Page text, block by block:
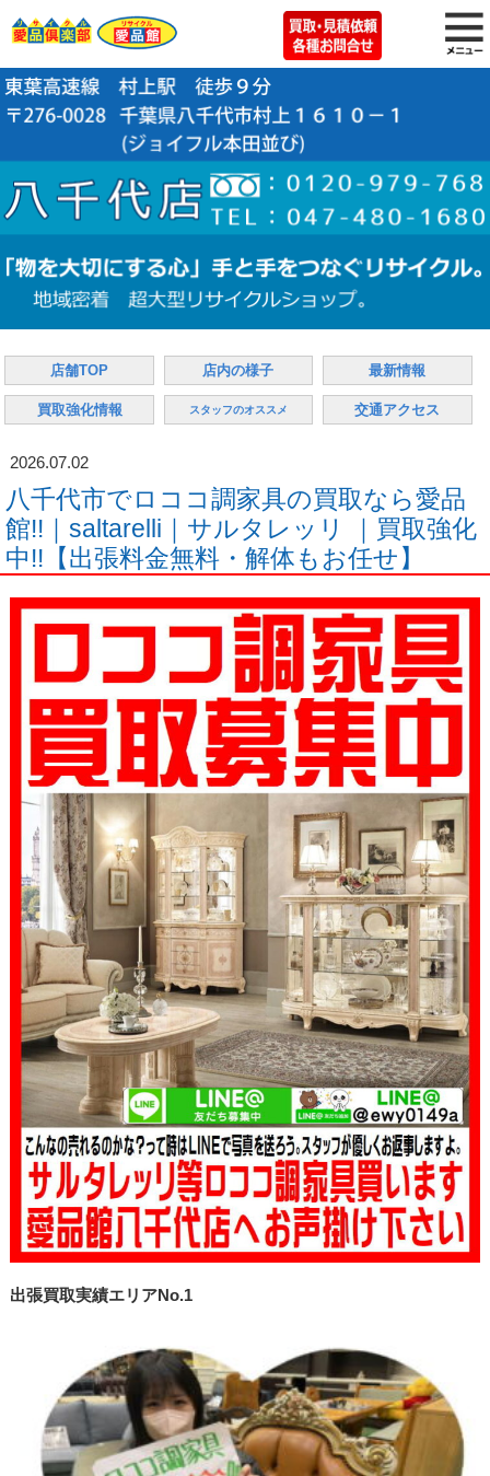
店舗TOP 店内の様子 最新情報
買取強化情報 スタッフのオススメ 交通アクセス
2026.07.02
八千代市でロココ調家具の買取なら愛品
館!!｜saltarelli｜サルタレッリ ｜買取強化
中!!【出張料金無料・解体もお任せ】
出張買取実績エリアNo.1